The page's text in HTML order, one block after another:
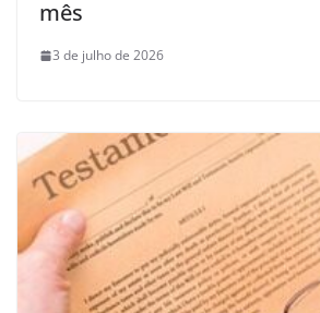
mês
3 de julho de 2026